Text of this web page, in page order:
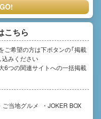
こちら
ご希望の方は下ボタンの「掲載
込みください
6つの関連サイトへの一括掲載
ご当地グルメ
JOKER BOX